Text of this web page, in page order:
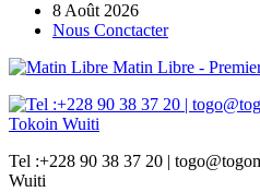
8 Août 2026
Nous Conctacter
Matin Libre -
Tel :+228 90 38 37 20 |
Wuiti